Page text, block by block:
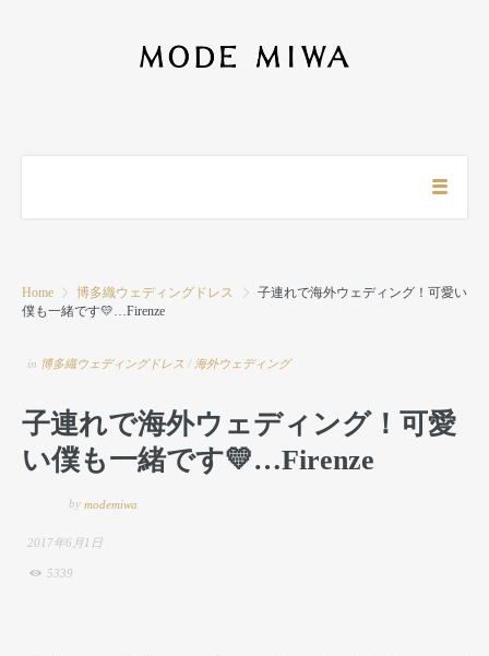
Home 博多織ウェディングドレス
子連れで海外ウェディング！可愛い
僕も一緒です💛…Firenze
in 博多織ウェディングドレス / 海外ウェディング
子連れで海外ウェディング！可愛
い僕も一緒です💛…Firenze
by modemiwa
2017年6月1日
5339